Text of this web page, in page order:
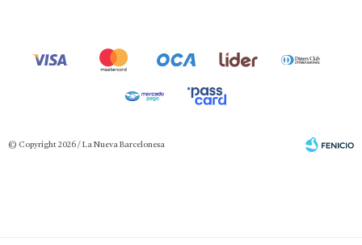
© Copyright 2026 / La Nueva Barcelonesa